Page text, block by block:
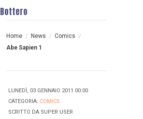
Bottero
Home / News / Comics /
Abe Sapien 1
LUNEDÌ, 03 GENNAIO 2011 00:00
CATEGORIA: COMICS
SCRITTO DA SUPER USER